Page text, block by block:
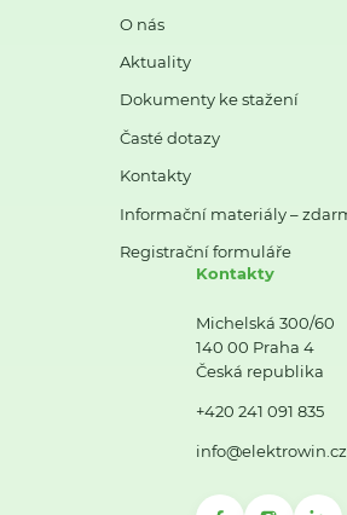
O nás
Aktuality
Dokumenty ke stažení
Časté dotazy
Kontakty
Informační materiály –
Registrační formuláře
Kontakty
Michelská 300/60
140 00 Praha 4
Česká republika
+420 241 091 835
info@elektrowin.cz